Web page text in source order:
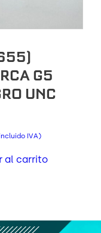
G5
UNC
IVA)
al carrito